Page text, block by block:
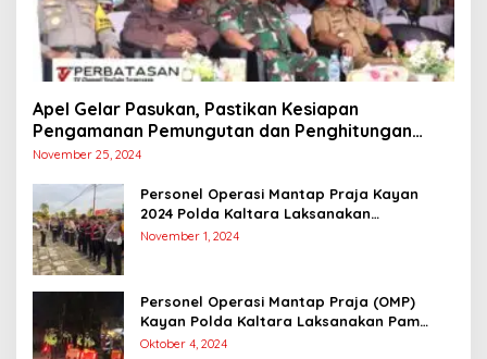
Apel Gelar Pasukan, Pastikan Kesiapan
Pengamanan Pemungutan dan Penghitungan
Suara
November 25, 2024
Personel Operasi Mantap Praja Kayan
2024 Polda Kaltara Laksanakan
Pengamanan Simulasi Pemungutan dan
November 1, 2024
Personel Operasi Mantap Praja (OMP)
Kayan Polda Kaltara Laksanakan Pam
Kampanye Paslon Gubernur dan Wakil
Oktober 4, 2024